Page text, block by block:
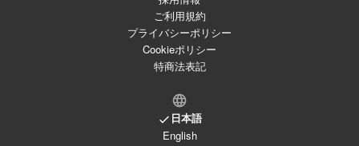
ご利用規約
プライバシーポリシー
Cookieポリシー
特商法表記
日本語
English